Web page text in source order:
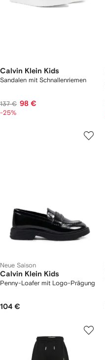
Calvin Klein Kids
Sandalen mit Schnallenriemen
137 € 98 €
-25%
Neue Saison
Calvin Klein Kids
Penny-Loafer mit Logo-Prägung
104 €